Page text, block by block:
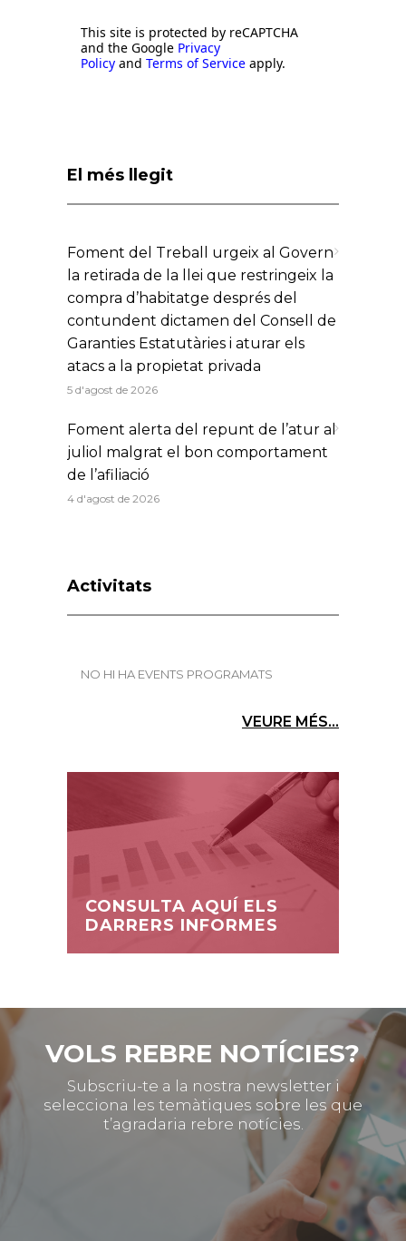
This site is protected by reCAPTCHA
and the Google Privacy
Policy and Terms of Service apply.
El més llegit
Foment del Treball urgeix al Govern
la retirada de la llei que restringeix la
compra d’habitatge després del
contundent dictamen del Consell de
Garanties Estatutàries i aturar els
atacs a la propietat privada
5 d'agost de 2026
Foment alerta del repunt de l’atur al
juliol malgrat el bon comportament
de l’afiliació
4 d'agost de 2026
Activitats
NO HI HA EVENTS PROGRAMATS
VEURE MÉS...
CONSULTA AQUÍ ELS
DARRERS INFORMES
VOLS REBRE NOTÍCIES?
Subscriu-te a la nostra newsletter i
selecciona les temàtiques sobre les que
t’agradaria rebre notícies.